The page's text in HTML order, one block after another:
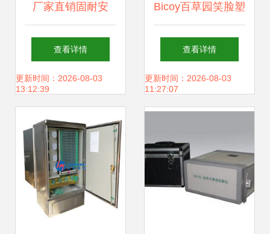
厂家直销固耐安
160L电子防潮箱
打造高安全性存储
查看详情
更新时间：2026-08-03
13:12:39
Bicoy百草园笑脸塑
料储物箱 收纳整理
的新风尚
查看详情
更新时间：2026-08-03
11:27:07